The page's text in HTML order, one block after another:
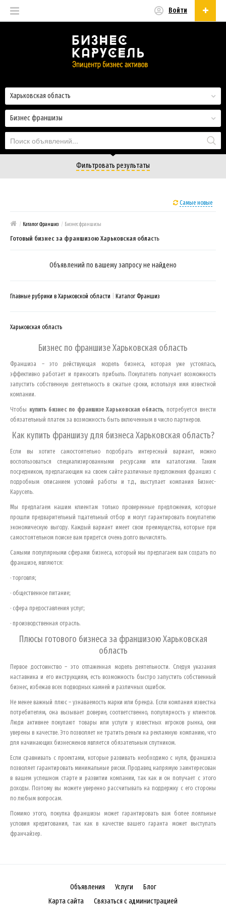
Войти
Бизнес франшизы
Харьковская область
Фильтровать результаты
Самые новые
/ Каталог Франшиз / Бизнес франшизы
Готовый бизнес за франшизою Харьковская область
Объявлений по вашему запросу не найдено
Главные рубрики в Харьковской области Каталог Франшиз
Харьковская область
Бизнес по франшизеХарьковская область
Франшиза – это действующая модель бизнеса, которая уже устоялась,
эффективно работает и приносить прибыль. Покупатель получает возможность
запустить собственную деятельность в сжатые сроки, используя имя известной
компании.
Чтобы купить бизнес по франшизеХарьковская область, потребуется внести
обязательный платеж за возможность быть включенным в число партнеров.
Как купить франшизу для бизнесаХарьковская область?
Если вы хотите самостоятельно подобрать интересный вариант, можно
воспользоваться специализированными ресурсами или каталогами. Таким
посредником, предлагающим на своем сайте различные предложения франшиз с
подробным описанием условий работы и т.д., выступает компания Бизнес-
Карусель.
Мы предлагаем нашим клиентам только проверенные предложения, которые
прошли предварительный тщательный отбор и могут гарантировать покупателю
экономическую выгоду. Каждый вариант имеет свои преимущества, которые при
самостоятельном поиске вам придется очень долго вычислять.
Самыми популярными сферами бизнеса, который мы предлагаем вам создать по
франшизе, являются:
· торговля;
· общественное питание;
· сфера предоставления услуг;
· производственная отрасль.
Плюсы готового бизнеса за франшизоюХарьковская
область
Первое достоинство – это отлаженная модель деятельности. Следуя указания
наставника и его инструкциям, есть возможность быстро запустить собственный
бизнес, избежав всех подводных камней и различных ошибок.
Не менее важный плюс – узнаваемость марки или бренда. Если компания известна
потребителям, она вызывает доверие, соответственно, популярность у клиентов.
Люди активнее покупают товары или услуги у известных игроков рынка, они
уверены в качестве. Это позволяет не тратить деньги на рекламную компанию, что
для начинающих бизнесменов является обязательным спутником.
Если сравнивать с проектами, которые развивать необходимо с нуля, франшиза
позволяет гарантировать минимальные риски. Продавец напрямую заинтересован
в вашем успешном старте и развитии компании, так как и он получает с этого
доходы. Поэтому вы можете уверенно рассчитывать на поддержку с его стороны
по любым вопросам.
Помимо этого, покупка франшизы может гарантировать вам более лояльные
условия кредитования, так как в качестве вашего гаранта может выступать
франчайзер.
Объявления Услуги
Блог
Карта сайта
Связаться с администрацией